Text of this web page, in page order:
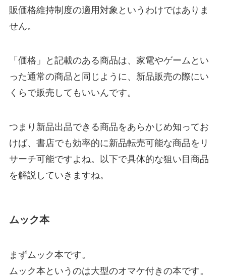
販価格維持制度の適用対象というわけではありま
せん。
「価格」と記載のある商品は、家電やゲームとい
った通常の商品と同じように、新品販売の際にい
くらで販売してもいいんです。
つまり新品出品できる商品をあらかじめ知ってお
けば、書店でも効率的に新品転売可能な商品をリ
サーチ可能ですよね。以下で具体的な狙い目商品
を解説していきますね。
ムック本
まずムック本です。
ムック本というのは大型のオマケ付きの本です。